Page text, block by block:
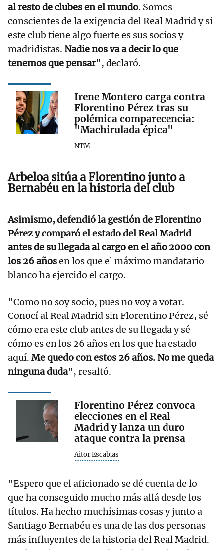
al resto de clubes en el mundo. Somos
conscientes de la exigencia del Real Madrid y si
este club tiene algo fuerte es sus socios y
madridistas. Nadie nos va a decir lo que
tenemos que pensar", declaró.
Irene Montero carga contra
Florentino Pérez tras su
polémica comparecencia:
"Machirulada épica"
NTM
Arbeloa sitúa a Florentino junto a
Bernabéu en la historia del club
Asimismo, defendió la gestión de Florentino
Pérez y comparó el estado del Real Madrid
antes de su llegada al cargo en el año 2000 con
los 26 añosen los que el máximo mandatario
blanco ha ejercido el cargo.
"Como no soy socio, pues no voy a votar.
Conocí al Real Madrid sin Florentino Pérez, sé
cómo era este club antes de su llegada y sé
cómo es en los 26 años en los que ha estado
aquí. Me quedo con estos 26 años. No me queda
ninguna duda", resaltó.
Florentino Pérez convoca
elecciones en el Real
Madrid y lanza un duro
ataque contra la prensa
Aitor Escabias
"Espero que el aficionado se dé cuenta de lo
que ha conseguido mucho más allá desde los
títulos. Ha hecho muchísimas cosas y junto a
Santiago Bernabéu es una de las dos personas
más influyentes de la historia del Real Madrid.